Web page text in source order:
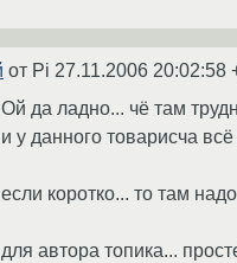
от Pi 27.11.2006 20:02:58
Ой да ладно... чё там
и у данного товарисча
если коротко... то там
для автора топика...